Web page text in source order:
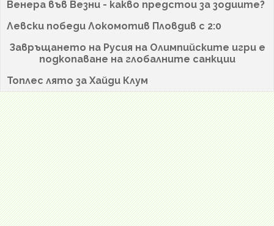
Венера във Везни - какво предстои за зодиите?
Левски победи Локомотив Пловдив с 2:0
Завръщането на Русия на Олимпийските игри е
подкопаване на глобалните санкции
Топлес лято за Хайди Клум